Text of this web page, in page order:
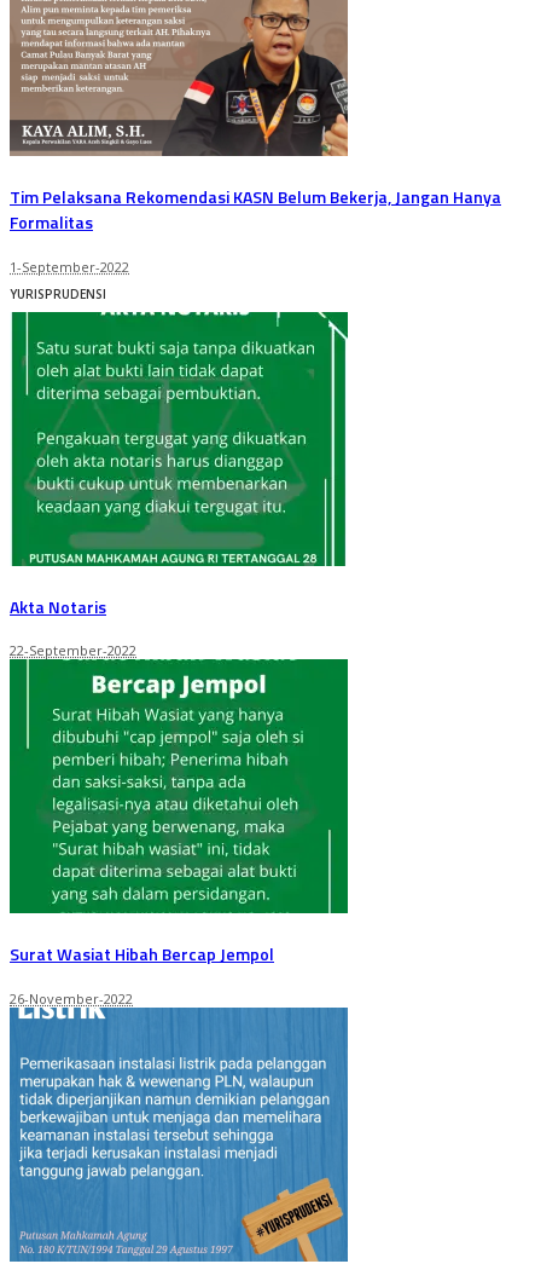
Tim Pelaksana Rekomendasi KASN Belum Bekerja, Jangan Hanya
Formalitas
1-September-2022
YURISPRUDENSI
Akta Notaris
22-September-2022
Surat Wasiat Hibah Bercap Jempol
26-November-2022